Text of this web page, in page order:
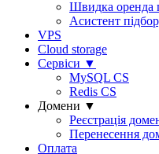
Швидка оренда
Асистент
VPS
Cloud storage
Сервіси ▼
MySQL CS
Redis CS
Домени ▼
Реєстрація
Перенесення
Оплата